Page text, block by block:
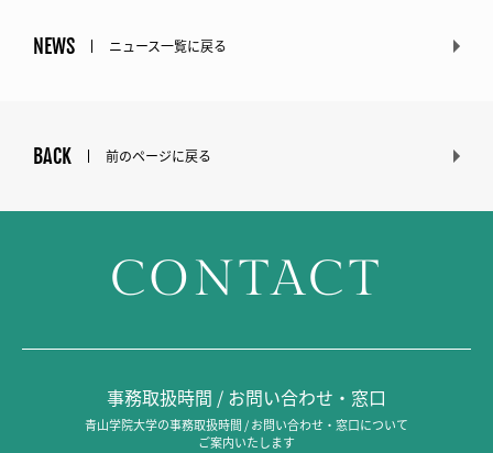
NEWS ニュース一覧に戻る
BACK 前のページに戻る
CONTACT
事務取扱時間 / お問い合わせ・窓口
青山学院大学の事務取扱時間 / お問い合わせ・窓口について
ご案内いたします